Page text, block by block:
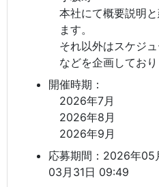
本社にて概要説明
ます。
それ以外はスケジ
などを企画しており
開催時期：
2026年7月
2026年8月
2026年9月
応募期間：2026年
03月31日 09:49